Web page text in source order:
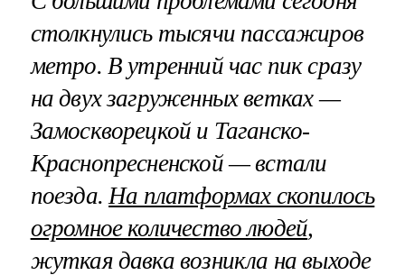
столкнулись тысячи пассажиров
метро. В утренний час пик сразу
на двух загруженных ветках —
Замоскворецкой и Таганско-
Краснопресненской — встали
поезда. На платформах скопилось
огромное количество людей,
жуткая давка возникла на выходе